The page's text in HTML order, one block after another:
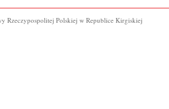
Rzeczypospolitej Polskiej w Republice Kirgiskiej